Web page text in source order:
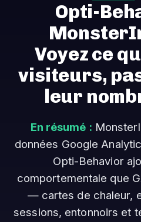
Opti-
Voyez ce
visiteurs,
leur
En résumé :
données Google
Opti-Behavior
comportementale que
— cartes de chaleur,
sessions, entonnoirs et